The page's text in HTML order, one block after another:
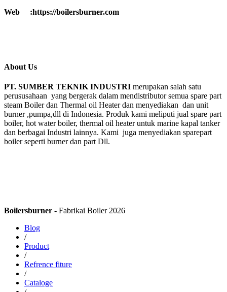
Web :https://boilersburner.com
About Us
PT. SUMBER TEKNIK INDUSTRI merupakan salah satu
perususahaan yang bergerak dalam mendistributor semua spare part
steam Boiler dan Thermal oil Heater dan menyediakan dan unit
burner ,pumpa,dll di Indonesia. Produk kami meliputi jual spare part
boiler, hot water boiler, thermal oil heater untuk marine kapal tanker
dan berbagai Industri lainnya. Kami juga menyediakan sparepart
boiler seperti burner dan part Dll.
Boilersburner - Fabrikai Boiler 2026
Blog
/
Product
/
Refrence fiture
/
Cataloge